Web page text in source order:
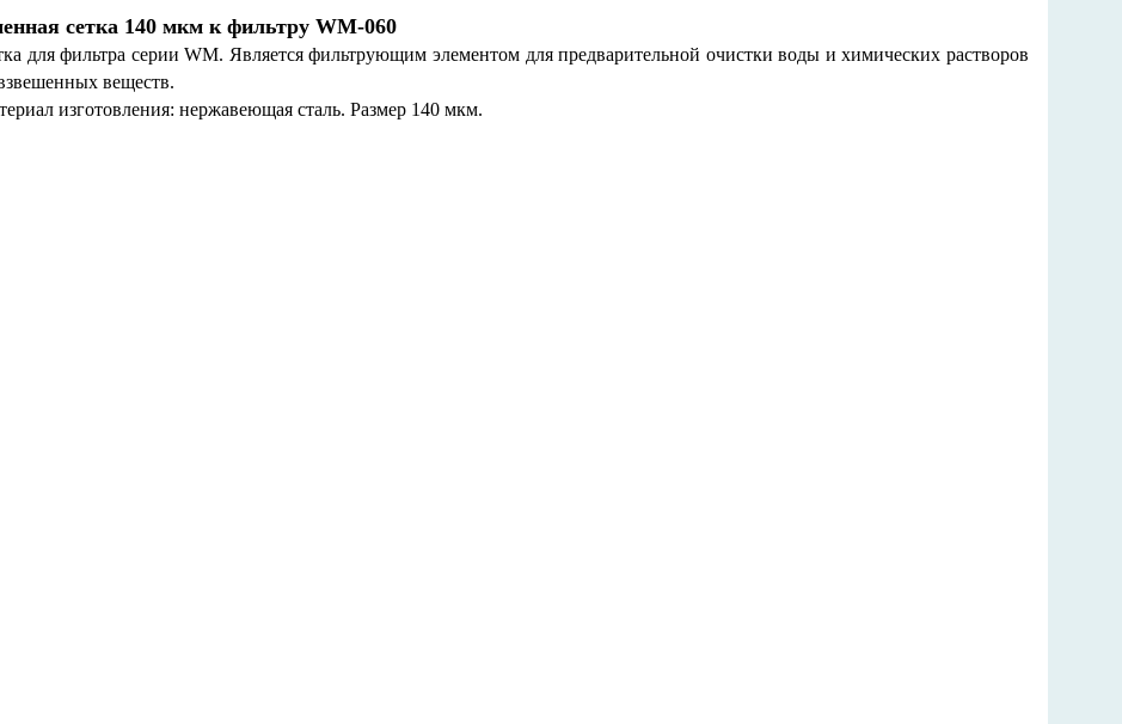
сетка 140 мкм к фильтру WM-060
для фильтра серии WM. Является фильтрующим элементом для предварительной очистки воды и химических растворов
веществ.
изготовления: нержавеющая сталь. Размер 140 мкм.